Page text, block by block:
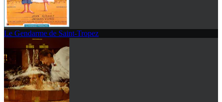
Le Gendarme de Saint-Tropez